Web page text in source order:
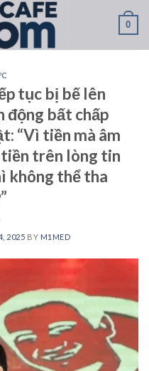
0
tục bị bế lên
động bất chấp
“Vì tiền mà âm
tiền trên lòng tin
không thể tha
2025 BY M1MED